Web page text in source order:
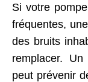
Si votre
fréquentes,
des bruits
remplacer.
peut prévenir